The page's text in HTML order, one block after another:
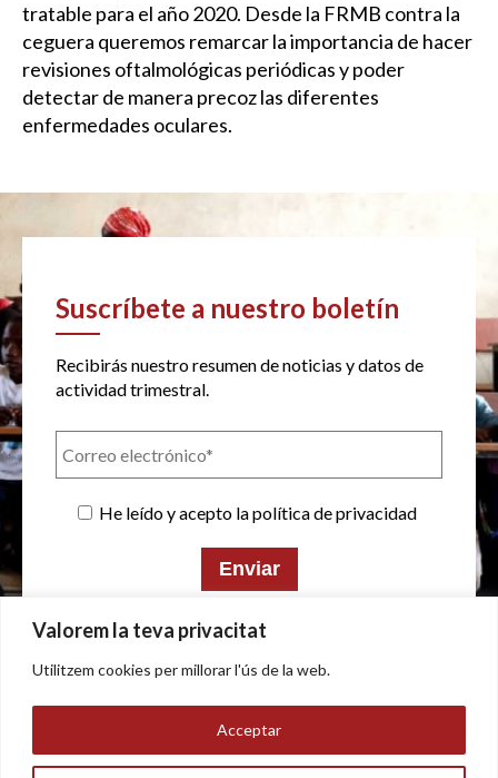
Valorem la teva privacitat
Utilitzem cookies per millorar l'ús de la web.
Acceptar
tratable para el año 2020. Desde la FRMB contra la
ceguera queremos remarcar la importancia de hacer
revisiones oftalmológicas periódicas y poder
detectar de manera precoz las diferentes
enfermedades oculares.
Suscríbete a nuestro boletín
Recibirás nuestro resumen de noticias y datos de
actividad trimestral.
He leído y acepto la política de privacidad